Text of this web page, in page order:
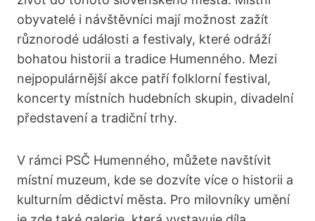
obyvatelé i návštěvníci mají možnost zažít
různorodé události a festivaly, které odráží
bohatou historii a tradice Humenného. Mezi
nejpopulárnější‍ akce patří folklorní festival,
koncerty místních hudebních skupin, divadelní
představení a tradiční‌ trhy.
V rámci PSČ Humenného, můžete navštívit
místní muzeum, kde se dozvíte více o historii a
kulturním dědictví města. Pro milovníky umění